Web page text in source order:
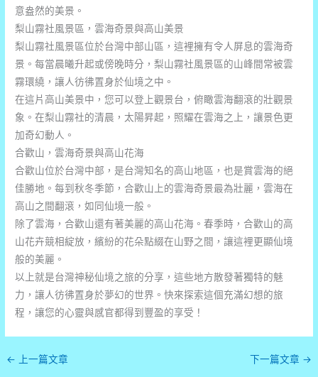
意盎然的美景。
梨山霧社風景區，雲海奇景與高山美景
梨山霧社風景區位於台灣中部山區，這裡擁有令人屏息的雲海奇
景。每當晨曦升起或傍晚時分，梨山霧社風景區的山峰間常被雲
霧環繞，讓人彷彿置身於仙境之中。
在這片高山美景中，您可以登上觀景台，俯瞰雲海翻滾的壯觀景
象。在梨山霧社的清晨，太陽昇起，照耀在雲海之上，讓景色更
加奇幻動人。
合歡山，雲海奇景與高山花海
合歡山位於台灣中部，是台灣知名的高山地區，也是賞雲海的絕
佳勝地。每到秋冬季節，合歡山上的雲海奇景最為壯麗，雲海在
高山之間翻滾，如同仙境一般。
除了雲海，合歡山還有著美麗的高山花海。春季時，合歡山的高
山花卉競相綻放，繽紛的花朵點綴在山野之間，讓這裡更顯仙境
般的美麗。
以上就是台灣神秘仙境之旅的分享，這些地方散發著獨特的魅
力，讓人彷彿置身於夢幻的世界。快來探索這個充滿幻想的旅
程，讓您的心靈與感官都得到豐盈的享受！
← 上一篇文章 下一篇文章 →